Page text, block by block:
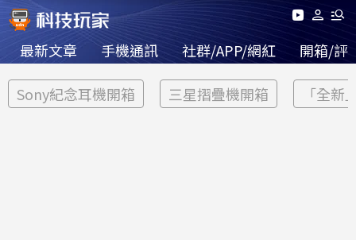
最新文章 手機通訊 社群/APP/網紅 開箱/評
Sony紀念耳機開箱 三星摺疊機開箱 「全新